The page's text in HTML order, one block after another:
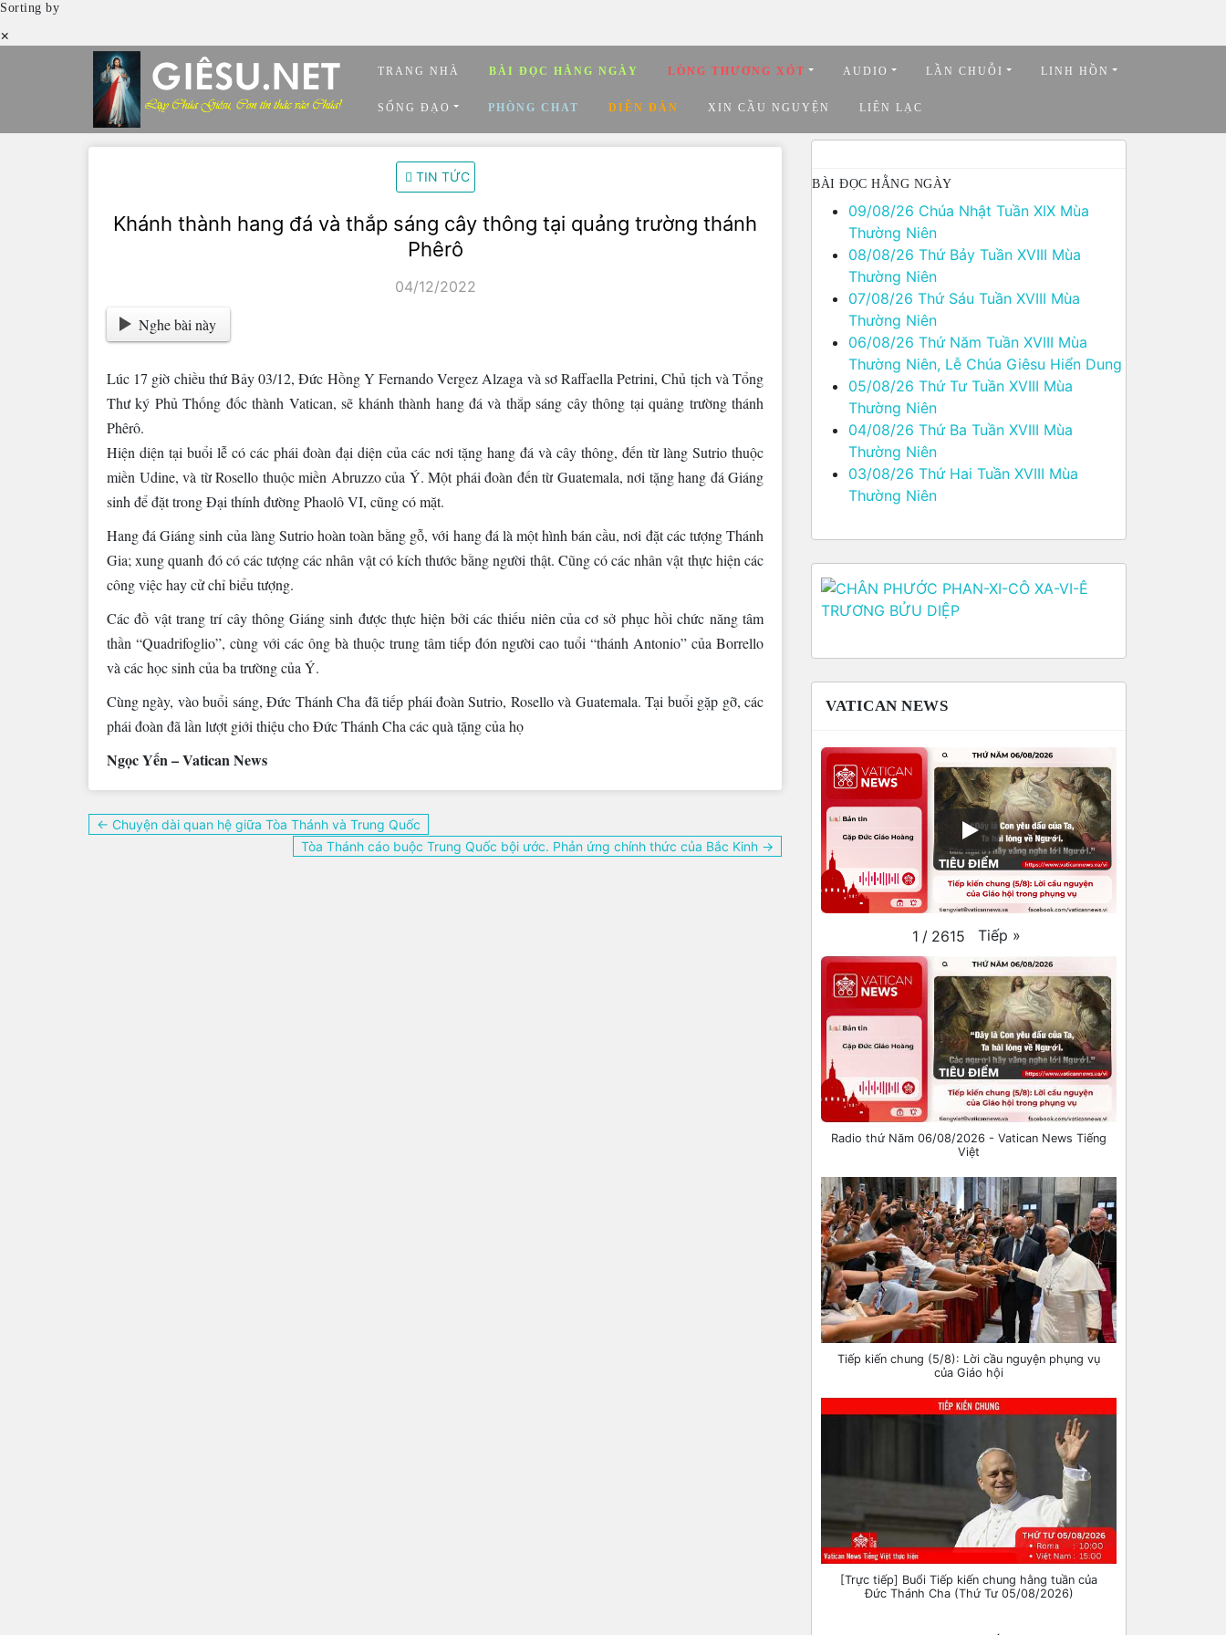
Sorting by
×
TRANG NHÀ BÀI ĐỌC HẰNG NGÀY LÒNG THƯƠNG XÓT AUDIO LẦN CHUỖI LINH HỒN
SỐNG ĐẠO PHÒNG CHAT DIỄN ĐÀN XIN CẦU NGUYỆN LIÊN LẠC
TIN TỨC
Khánh thành hang đá và thắp sáng cây thông tại quảng trường thánh
Phêrô
04/12/2022
Nghe bài này
Lúc 17 giờ chiều thứ Bảy 03/12, Đức Hồng Y Fernando Vergez Alzaga và sơ Raffaella Petrini, Chủ tịch và Tổng
Thư ký Phủ Thống đốc thành Vatican, sẽ khánh thành hang đá và thắp sáng cây thông tại quảng trường thánh
Phêrô.
Hiện diện tại buổi lễ có các phái đoàn đại diện của các nơi tặng hang đá và cây thông, đến từ làng Sutrio thuộc
miền Udine, và từ Rosello thuộc miền Abruzzo của Ý. Một phái đoàn đến từ Guatemala, nơi tặng hang đá Giáng
sinh để đặt trong Đại thính đường Phaolô VI, cũng có mặt.
Hang đá Giáng sinh của làng Sutrio hoàn toàn bằng gỗ, với hang đá là một hình bán cầu, nơi đặt các tượng Thánh
Gia; xung quanh đó có các tượng các nhân vật có kích thước bằng người thật. Cũng có các nhân vật thực hiện các
công việc hay cử chỉ biểu tượng.
Các đồ vật trang trí cây thông Giáng sinh được thực hiện bởi các thiếu niên của cơ sở phục hồi chức năng tâm
thần “Quadrifoglio”, cùng với các ông bà thuộc trung tâm tiếp đón người cao tuổi “thánh Antonio” của Borrello
và các học sinh của ba trường của Ý.
Cùng ngày, vào buổi sáng, Đức Thánh Cha đã tiếp phái đoàn Sutrio, Rosello và Guatemala. Tại buổi gặp gỡ, các
phái đoàn đã lần lượt giới thiệu cho Đức Thánh Cha các quà tặng của họ
Ngọc Yến – Vatican News
Điều
hướng
← Chuyện dài quan hệ giữa Tòa Thánh và Trung Quốc
Tòa Thánh cáo buộc Trung Quốc bội ước. Phản ứng chính thức của Bắc Kinh →
BÀI ĐỌC HẰNG NGÀY
09/08/26 Chúa Nhật Tuần XIX Mùa
Thường Niên
08/08/26 Thứ Bảy Tuần XVIII Mùa
Thường Niên
07/08/26 Thứ Sáu Tuần XVIII Mùa
Thường Niên
06/08/26 Thứ Năm Tuần XVIII Mùa
Thường Niên, Lễ Chúa Giêsu Hiển Dung
05/08/26 Thứ Tư Tuần XVIII Mùa
Thường Niên
04/08/26 Thứ Ba Tuần XVIII Mùa
Thường Niên
03/08/26 Thứ Hai Tuần XVIII Mùa
Thường Niên
VATICAN NEWS
1 / 2615 Tiếp »
Radio thứ Năm 06/08/2026 - Vatican News Tiếng
Việt
Tiếp kiến chung (5/8): Lời cầu nguyện phụng vụ
của Giáo hội
[Trực tiếp] Buổi Tiếp kiến chung hằng tuần của
Đức Thánh Cha (Thứ Tư 05/08/2026)